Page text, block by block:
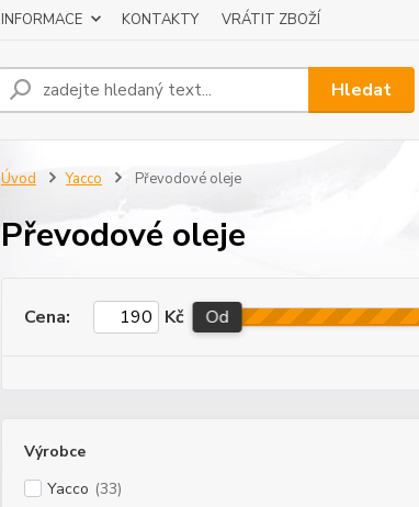
INFORMACE KONTAKTY VRÁTIT ZBOŽÍ
Hledat
Úvod Yacco Převodové oleje
Převodové oleje
Cena: Kč Od
Výrobce
Yacco (33)